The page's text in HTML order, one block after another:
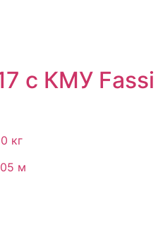
с КМУ Fassi
кг
м